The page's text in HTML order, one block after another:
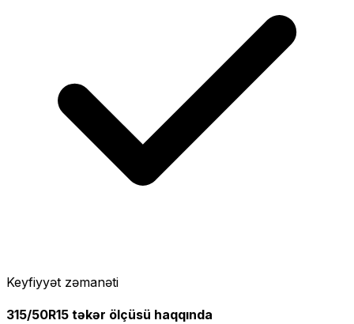
Keyfiyyət zəmanəti
315/50R15 təkər ölçüsü haqqında